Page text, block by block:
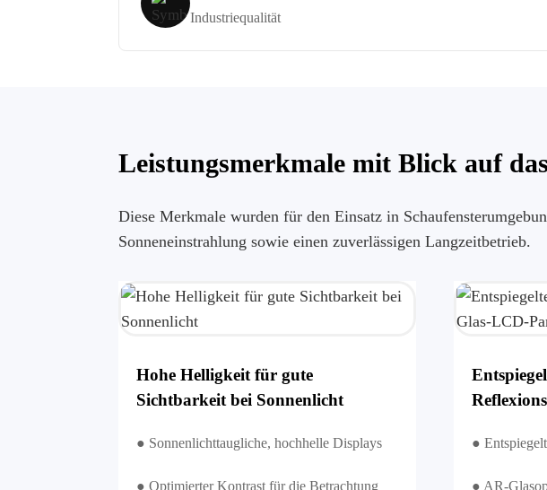
Industriequalität
Leistungsmerkmale mit Blick auf
Diese Merkmale wurden für den Einsatz in
Sonneneinstrahlung sowie einen zuverlässigen Langzeitbetrieb.
Hohe Helligkeit für gute
Sichtbarkeit bei Sonnenlicht
● Sonnenlichttaugliche, hochhelle Displays
● Optimierter Kontrast für die Betrachtung
●
● AR-